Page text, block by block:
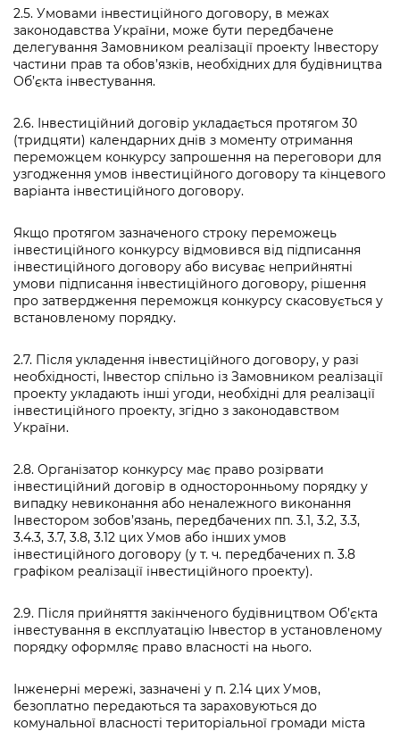
2.5. Умовами інвестиційного договору, в межах
законодавства України, може бути передбачене
делегування Замовником реалізації проекту Інвестору
частини прав та обов’язків, необхідних для будівництва
Об’єкта інвестування.
2.6. Інвестиційний договір укладається протягом 30
(тридцяти) календарних днів з моменту отримання
переможцем конкурсу запрошення на переговори для
узгодження умов інвестиційного договору та кінцевого
варіанта інвестиційного договору.
Якщо протягом зазначеного строку переможець
інвестиційного конкурсу відмовився від підписання
інвестиційного договору або висуває неприйнятні
умови підписання інвестиційного договору, рішення
про затвердження переможця конкурсу скасовується у
встановленому порядку.
2.7. Після укладення інвестиційного договору, у разі
необхідності, Інвестор спільно із Замовником реалізації
проекту укладають інші угоди, необхідні для реалізації
інвестиційного проекту, згідно з законодавством
України.
2.8. Організатор конкурсу має право розірвати
інвестиційний договір в односторонньому порядку у
випадку невиконання або неналежного виконання
Інвестором зобов’язань, передбачених пп. 3.1, 3.2, 3.3,
3.4.3, 3.7, 3.8, 3.12 цих Умов або інших умов
інвестиційного договору (у т. ч. передбачених п. 3.8
графіком реалізації інвестиційного проекту).
2.9. Після прийняття закінченого будівництвом Об’єкта
інвестування в експлуатацію Інвестор в установленому
порядку оформляє право власності на нього.
Інженерні мережі, зазначені у п. 2.14 цих Умов,
безоплатно передаються та зараховуються до
комунальної власності територіальної громади міста